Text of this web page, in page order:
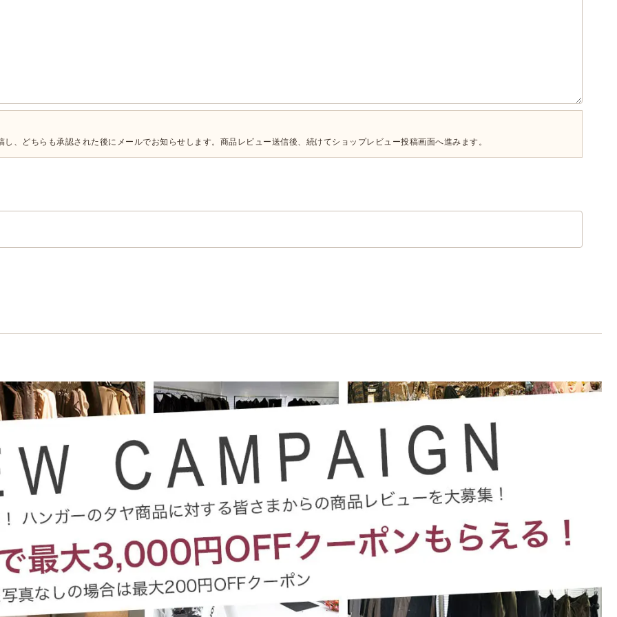
、どちらも承認された後にメールでお知らせします。商品レビュー送信後、続けてショップレビュー投稿画面へ進みます。